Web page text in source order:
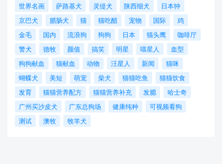
世界名画 萨路基犬 灵缇犬 陕西细犬
日本狆
京巴犬
腊肠犬 猫 猫吃醋 宠物 国际
鸡
金毛
国内 流浪狗 狗狗 日本 猫头鹰
咖啡厅
警犬
德牧 颜值 搞笑 明星 喵星人
血型
狗狗献血
猫献血 动物 汪星人 新闻
猫咪
蝴蝶犬
美短 萌宠 柴犬 猫猫吃鱼
猫猫饮食
发育
猫猫营养配方 猫猫营养补充 发腮
哈士奇
广州买沙皮犬
广东总狗场 健康纯种
可视频看狗
测试
澳牧 牧羊犬